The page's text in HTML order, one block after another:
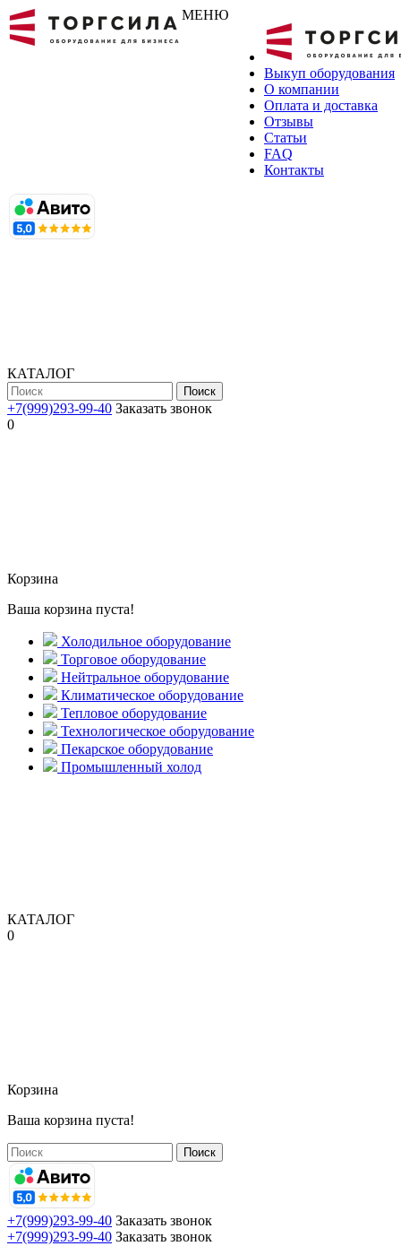
МЕНЮ
Выкуп оборудования
О компании
Оплата и доставка
Отзывы
Статьи
FAQ
Контакты
КАТАЛОГ
Поиск
+7(999)293-99-40 Заказать звонок
0
Корзина
Ваша корзина пуста!
Холодильное оборудование
Торговое оборудование
Нейтральное оборудование
Климатическое оборудование
Тепловое оборудование
Технологическое оборудование
Пекарское оборудование
Промышленный холод
КАТАЛОГ
0
Корзина
Ваша корзина пуста!
Поиск
+7(999)293-99-40 Заказать звонок
+7(999)293-99-40 Заказать звонок